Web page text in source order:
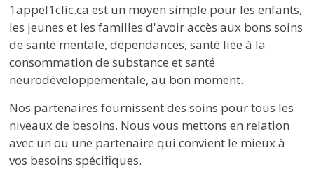
1appel1clic.ca est un moyen simple pour les enfants,
les jeunes et les familles d'avoir accès aux bons soins
de santé mentale, dépendances, santé liée à la
consommation de substance et santé
neurodéveloppementale, au bon moment.
Nos partenaires fournissent des soins pour tous les
niveaux de besoins. Nous vous mettons en relation
avec un ou une partenaire qui convient le mieux à
vos besoins spécifiques.